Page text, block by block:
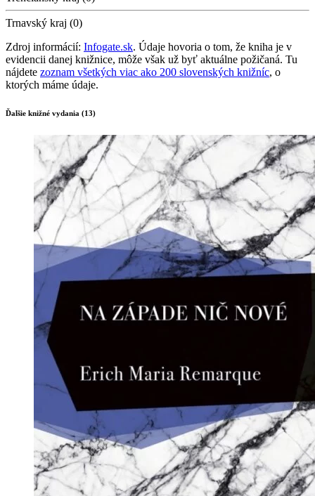
Trnavský kraj (0)
Zdroj informácií: Infogate.sk. Údaje hovoria o tom, že kniha je v
evidencii danej knižnice, môže však už byť aktuálne požičaná. Tu
nájdete zoznam všetkých viac ako 200 slovenských knižníc, o
ktorých máme údaje.
Ďalšie knižné vydania (13)